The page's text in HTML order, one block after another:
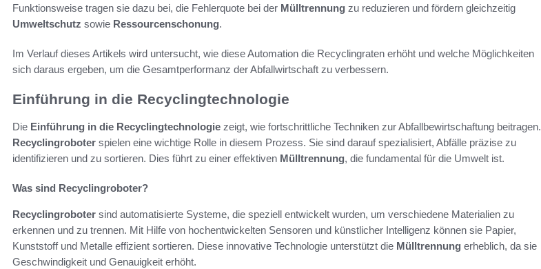
Funktionsweise tragen sie dazu bei, die Fehlerquote bei der Mülltrennung zu reduzieren und fördern gleichzeitig
Umweltschutz sowie Ressourcenschonung.
Im Verlauf dieses Artikels wird untersucht, wie diese Automation die Recyclingraten erhöht und welche Möglichkeiten
sich daraus ergeben, um die Gesamtperformanz der Abfallwirtschaft zu verbessern.
Einführung in die Recyclingtechnologie
Die Einführung in die Recyclingtechnologie zeigt, wie fortschrittliche Techniken zur Abfallbewirtschaftung beitragen.
Recyclingroboter spielen eine wichtige Rolle in diesem Prozess. Sie sind darauf spezialisiert, Abfälle präzise zu
identifizieren und zu sortieren. Dies führt zu einer effektiven Mülltrennung, die fundamental für die Umwelt ist.
Was sind Recyclingroboter?
Recyclingroboter sind automatisierte Systeme, die speziell entwickelt wurden, um verschiedene Materialien zu
erkennen und zu trennen. Mit Hilfe von hochentwickelten Sensoren und künstlicher Intelligenz können sie Papier,
Kunststoff und Metalle effizient sortieren. Diese innovative Technologie unterstützt die Mülltrennung erheblich, da sie
Geschwindigkeit und Genauigkeit erhöht.